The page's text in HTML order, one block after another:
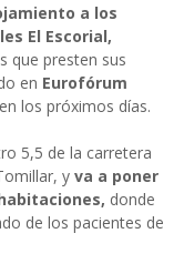
a los
El Escorial,
que presten sus
en Eurofórum
los próximos días.
5,5 de la carretera
y va a poner
donde
de los pacientes de